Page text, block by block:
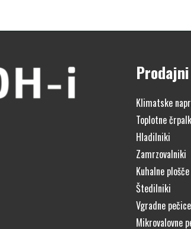
Klimatske
Toplotne
Hladilniki
Zamrzovalniki
Kuhalne plošče
Štedilniki
Vgradne pečice
Mikrovalovne